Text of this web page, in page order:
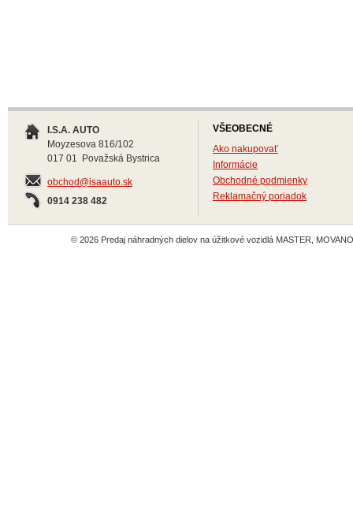
I.S.A. AUTO
Moyzesova 816/102
017 01 Považská Bystrica
obchod@isaauto.sk
0914 238 482
VŠEOBECNÉ
Ako nakupovať
Informácie
Obchodné podmienky
Reklamačný poriadok
© 2026 Predaj náhradných dielov na úžitkové vozidlá MASTER,